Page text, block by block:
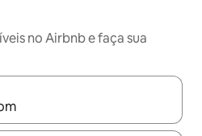
no Airbnb e faça sua
disponíveis, explore-os